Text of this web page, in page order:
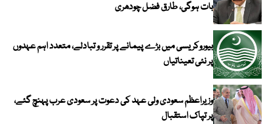
بات ہوگی، طارق فضل چودھری
بیوروکریسی میں بڑے پیمانے پر تقرر و تبادلے، متعدد اہم عہدوں
پر نئی تعیناتیاں
وزیراعظم سعودی ولی عہد کی دعوت پر سعودی عرب پہنچ گئے،
پر تپاک استقبال